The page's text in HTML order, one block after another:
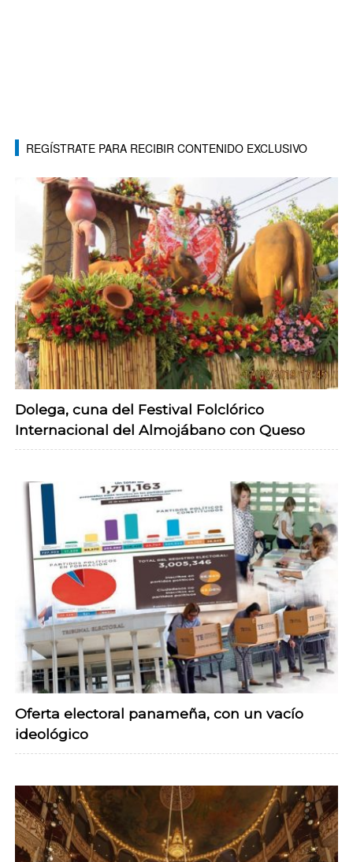
REGÍSTRATE PARA RECIBIR CONTENIDO EXCLUSIVO
Dolega, cuna del Festival Folclórico
Internacional del Almojábano con Queso
Oferta electoral panameña, con un vacío
ideológico